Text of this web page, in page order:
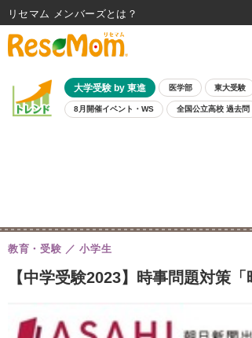
大学受験 by 東進 医学部 東大受験
8月開催イベント・WS 全国公立高校 過去問
【中学受験2023】時事問題対策
教育・受験 小学生
リセマム メンバーズ